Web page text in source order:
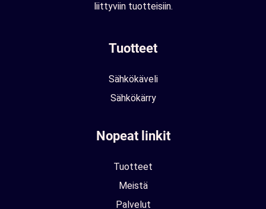
liittyviin tuotteisiin.
Tuotteet
Sähkökäveli
Sähkökärry
Nopeat linkit
Tuotteet
Meistä
Palvelut